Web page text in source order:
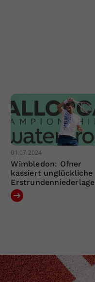
01.07.2024
Wimbledon: Ofner
kassiert unglückliche
Erstrundenniederlage